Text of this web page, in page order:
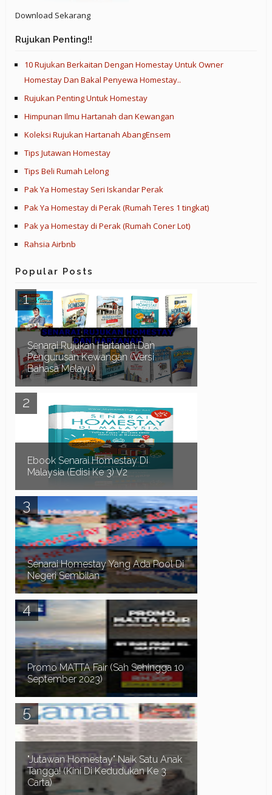
Download Sekarang
Rujukan Penting!!
10 Rujukan Berkaitan Dengan Homestay Untuk Owner
Homestay Dan Bakal Penyewa Homestay..
Rujukan Penting Untuk Homestay
Himpunan Ilmu Hartanah dan Kewangan
Koleksi Rujukan Hartanah AbangEnsem
Tips Jutawan Homestay
Tips Beli Rumah Lelong
Pak Ya Homestay Seri Iskandar Perak
Pak Ya Homestay di Perak (Rumah Teres 1 tingkat)
Pak ya Homestay di Perak (Rumah Coner Lot)
Rahsia Airbnb
Popular Posts
Senarai Rujukan Hartanah Dan
Pengurusan Kewangan (Versi
Bahasa Melayu)
Assalamualaikum dan Salam Sejahtera.. Terlebih
dahulu kami ingin mengucapkan selamat datang
ke Blog Myhomestay4u.net dan terima kasih ker...
Ebook Senarai Homestay Di
Malaysia (Edisi Ke 3) V2
Dah Penat Mencari Homestay?? Biar saya bantu
anda mendapatkan Homestay yang anda
perlukan.. Adakah anda menghadapi masalah
seperti b...
Senarai Homestay Yang Ada Pool Di
Negeri Sembilan
Assalamualaikum dan Salam Sejahtera. Pada
kali ini kita teruskan lagi dengan senarai homestay
yang ada swimming pool di sekitar Negeri Sem...
Promo MATTA Fair (Sah Sehingga 10
September 2023)
Assalamualaikum dan Salam Sejahtera. Pada 1-3
September yang lalu berlangsunya satu acara
mempromosikan pakej percutian dalam dan luar
"Jutawan Homestay" Naik Satu Anak
Tangga! (Kini Di Kedudukan Ke 3
Carta)